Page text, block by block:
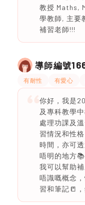
教授 Maths,
學教師, 主要
補習老師!!!
導師編號
有耐性 有愛心
你好，我是
及專科教學
處理功課及
習情況和性
時間，亦可
唔明的地方
我可以幫助
唔識嘅概念
習和筆記📒